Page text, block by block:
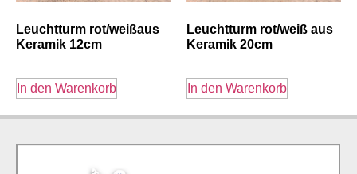
Leuchtturm rot/weißaus
Keramik 12cm
In den Warenkorb
Leuchtturm rot/weiß aus
Keramik 20cm
In den Warenkorb